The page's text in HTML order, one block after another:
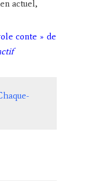
actuel,
conte » de